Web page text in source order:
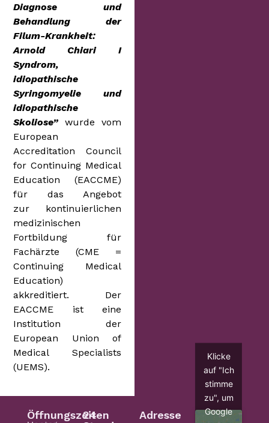
Diagnose und
Behandlung der
Filum-Krankheit:
Arnold Chiari I
Syndrom,
idiopathische
Syringomyelie und
idiopathische
Skoliose”wurde vom
European
Accreditation Council
for Continuing Medical
Education (EACCME)
für das Angebot
zur kontinuierlichen
medizinischen
Fortbildung für
Fachärzte (CME =
Continuing Medical
Education)
akkreditiert. Der
EACCME ist eine
Institution der
European Union of
Medical Specialists
(UEMS).
Öffnungszeiten
24
Adresse
Klicke
auf "Ich
stimme
zu", um
Google